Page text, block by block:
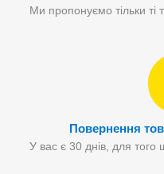
Ми пропонуємо тільки ті
Повернення
У вас є 30 днів, для того